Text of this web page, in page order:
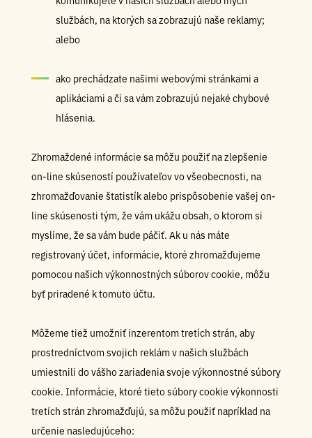
službách, na ktorých sa zobrazujú naše reklamy;
alebo
ako prechádzate našimi webovými stránkami a
aplikáciami a či sa vám zobrazujú nejaké chybové
hlásenia.
Zhromaždené informácie sa môžu použiť na zlepšenie
on-line skúseností používateľov vo všeobecnosti, na
zhromažďovanie štatistík alebo prispôsobenie vašej on-
line skúsenosti tým, že vám ukážu obsah, o ktorom si
myslíme, že sa vám bude páčiť. Ak u nás máte
registrovaný účet, informácie, ktoré zhromažďujeme
pomocou našich výkonnostných súborov cookie, môžu
byť priradené k tomuto účtu.
Môžeme tiež umožniť inzerentom tretích strán, aby
prostredníctvom svojich reklám v našich službách
umiestnili do vášho zariadenia svoje výkonnostné súbory
cookie. Informácie, ktoré tieto súbory cookie výkonnosti
tretích strán zhromažďujú, sa môžu použiť napríklad na
určenie nasledujúceho: